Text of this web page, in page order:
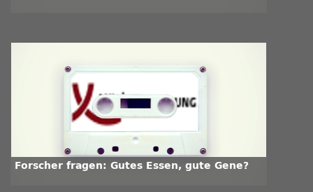
Forscher fragen: Gutes Essen, gute Gene?